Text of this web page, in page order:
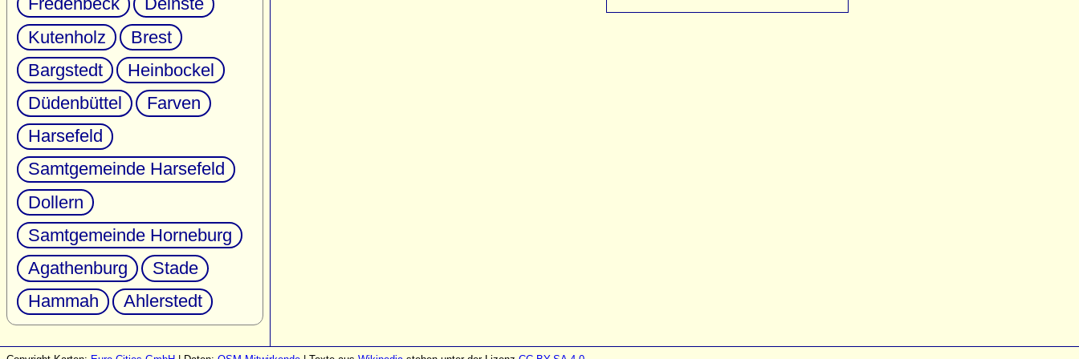
Kutenholz
Brest
Bargstedt
Heinbockel
Düdenbüttel
Farven
Harsefeld
Samtgemeinde Harsefeld
Dollern
Samtgemeinde Horneburg
Agathenburg
Stade
Hammah
Ahlerstedt